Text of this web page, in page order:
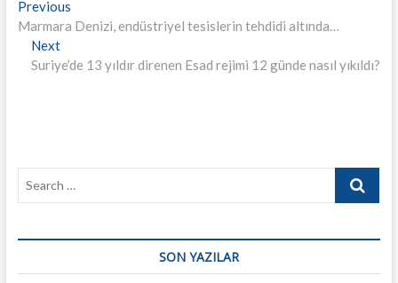
Yazı
gezinmesi
PreviousPrevious
post:
Marmara Denizi, endüstriyel tesislerin tehdidi altında…
NextNext
post:
Suriye’de 13 yıldır direnen Esad rejimi 12 günde nasıl yıkıldı?
Search
SON YAZILAR